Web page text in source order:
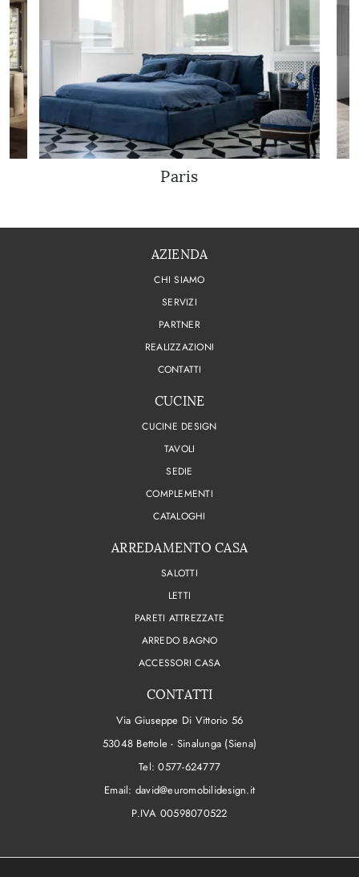
Paris
AZIENDA
CHI SIAMO
SERVIZI
PARTNER
REALIZZAZIONI
CONTATTI
CUCINE
CUCINE DESIGN
TAVOLI
SEDIE
COMPLEMENTI
CATALOGHI
ARREDAMENTO CASA
SALOTTI
LETTI
PARETI ATTREZZATE
ARREDO BAGNO
ACCESSORI CASA
CONTATTI
Via Giuseppe Di Vittorio 56
53048 Bettole - Sinalunga (Siena)
Tel:0577-624777
Email: david@euromobilidesign.it
P.IVA 00598070522